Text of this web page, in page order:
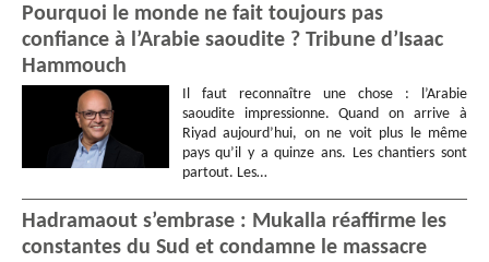
Pourquoi le monde ne fait toujours pas
confiance à l’Arabie saoudite ? Tribune d’Isaac
Hammouch
Il faut reconnaître une chose : l’Arabie
saoudite impressionne. Quand on arrive à
Riyad aujourd’hui, on ne voit plus le même
pays qu’il y a quinze ans. Les chantiers sont
partout. Les…
Hadramaout s’embrase : Mukalla réaffirme les
constantes du Sud et condamne le massacre